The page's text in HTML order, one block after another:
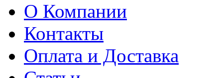
О Компании
Контакты
Оплата и Доставка